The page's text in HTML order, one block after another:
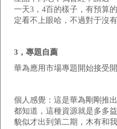
一天3，4百的樣子，有預算
定看不上眼哈，不過對于沒
3，專題自薦
華為應用市場專題開始接受開
個人感覺：這是華為剛剛推
都知道，這種資源就是多多
貌似才出到第二期，木有和